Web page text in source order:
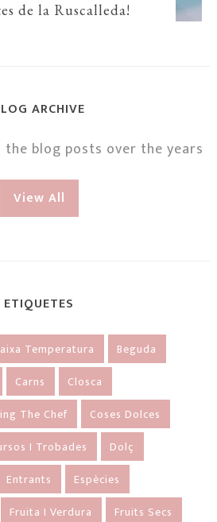
de la Ruscalleda!
ARCHIVE
blog posts over the years
View All
ETIQUETES
Temperatura
Beguda
Carns
Closca
The Chef
Coses Dolces
I Trobades
Dolç
Entrants
Espècies
Fruita I Verdura
Fruits Secs